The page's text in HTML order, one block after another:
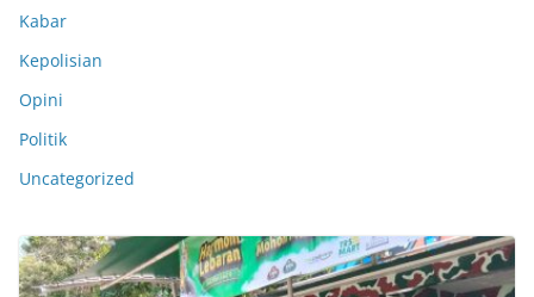
Kabar
Kepolisian
Opini
Politik
Uncategorized